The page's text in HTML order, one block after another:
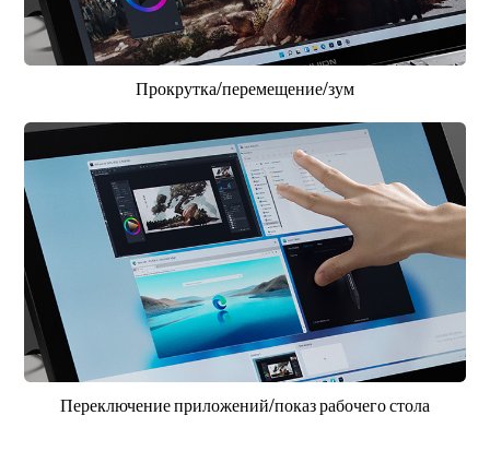
Прокрутка/перемещение/зум
Переключение приложений/показ рабочего стола